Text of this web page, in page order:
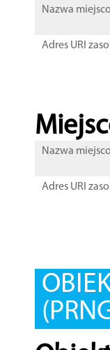
Nazwa
Adres URI
Nazwa
Adres URI